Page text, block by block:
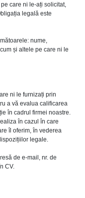
care ni le-ați solicitat,
legală este
nume,
și altele pe care ni le
ni le furnizați prin
a vă evalua calificarea
în cadrul firmei noastre.
în cazul în care
îl oferim, în vederea
legale.
de e-mail, nr. de
CV.